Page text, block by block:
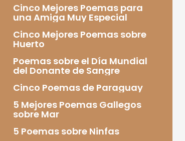
Cinco Mejores Poemas para
una Amiga Muy Especial
Cinco Mejores Poemas sobre
Huerto
Poemas sobre el Día Mundial
del Donante de Sangre
Cinco Poemas de Paraguay
5 Mejores Poemas Gallegos
sobre Mar
5 Poemas sobre Ninfas